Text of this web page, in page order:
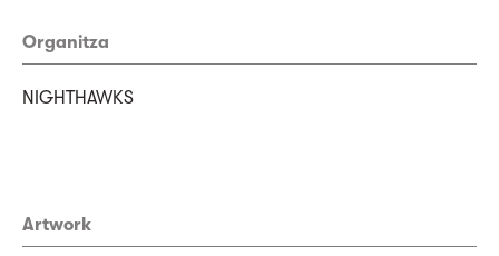
Organitza
NIGHTHAWKS
Artwork